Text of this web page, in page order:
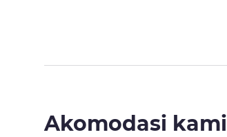
Akomodasi kami